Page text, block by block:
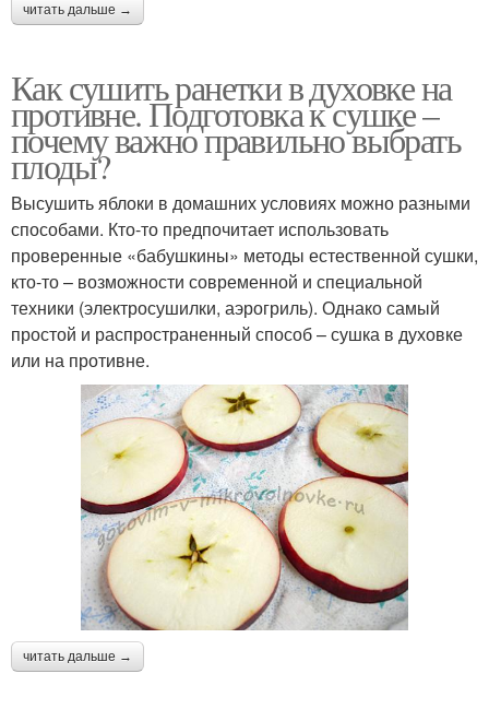
читать дальше →
Как сушить ранетки в духовке на
противне. Подготовка к сушке –
почему важно правильно выбрать
плоды?
Высушить яблоки в домашних условиях можно разными
способами. Кто-то предпочитает использовать
проверенные «бабушкины» методы естественной сушки,
кто-то – возможности современной и специальной
техники (электросушилки, аэрогриль). Однако самый
простой и распространенный способ – сушка в духовке
или на противне.
читать дальше →